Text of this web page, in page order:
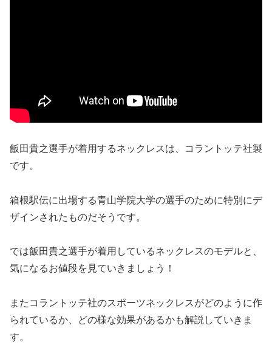
飯田貴之選手が着用するネックレスは、コラントッテ社製
です。
箱根駅伝に出場する青山学院大学の選手のために特別にデ
ザインされたものだそうです。
では飯田貴之選手が着用しているネックレスのモデルと、
気になるお値段を見ていきましょう！
またコラントッテ社のスポーツネックレスがどのように作
られているか、どの様な効果があるかも解説していきま
す。